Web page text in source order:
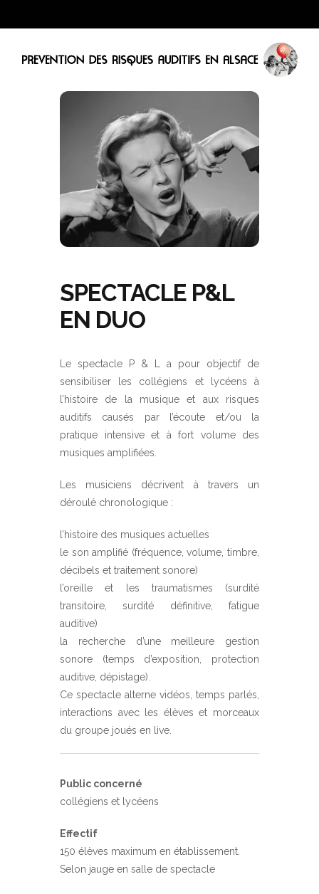
SPECTACLE P&L
EN DUO
Le spectacle P & L a pour objectif de
sensibiliser les collégiens et lycéens à
l’histoire de la musique et aux risques
auditifs causés par l’écoute et/ou la
pratique intensive et à fort volume des
musiques amplifiées.
Les musiciens décrivent à travers un
déroulé chronologique :
l’histoire des musiques actuelles
le son amplifié (fréquence, volume, timbre,
décibels et traitement sonore)
l’oreille et les traumatismes (surdité
transitoire, surdité définitive, fatigue
auditive)
la recherche d’une meilleure gestion
sonore (temps d’exposition, protection
auditive, dépistage).
Ce spectacle alterne vidéos, temps parlés,
interactions avec les élèves et morceaux
du groupe joués en live.
Public concerné
collégiens et lycéens
Effectif
150 élèves maximum en établissement.
Selon jauge en salle de spectacle